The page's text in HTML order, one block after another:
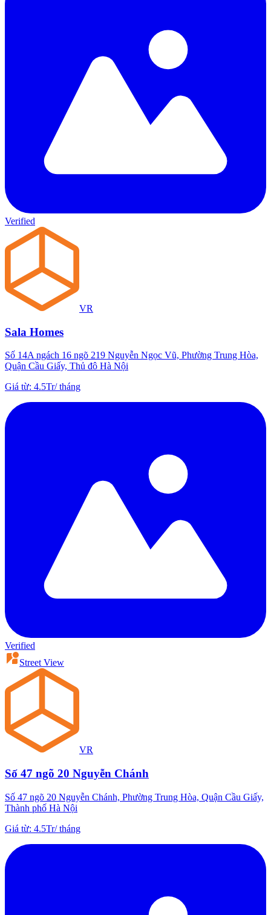
Verified
VR
Sala Homes
Số 14A ngách 16 ngõ 219 Nguyễn Ngọc Vũ, Phường Trung Hòa,
Quận Cầu Giấy, Thủ đô Hà Nội
Giá từ: 4.5Tr/tháng
Verified
Street View
VR
Số 47 ngõ 20 Nguyễn Chánh
Số 47 ngõ 20 Nguyễn Chánh, Phường Trung Hòa, Quận Cầu Giấy,
Thành phố Hà Nội
Giá từ: 4.5Tr/tháng